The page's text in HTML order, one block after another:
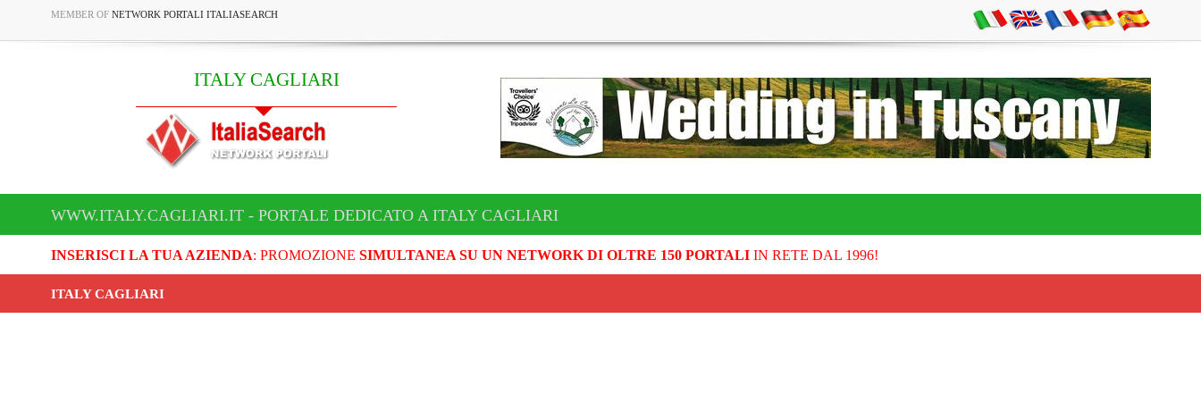
MEMBER OF NETWORK PORTALI ITALIASEARCH
ITALY CAGLIARI
WWW.ITALY.CAGLIARI.IT - PORTALE DEDICATO A ITALY CAGLIARI
INSERISCI LA TUA AZIENDA: PROMOZIONE SIMULTANEA SU UN NETWORK DI OLTRE 150 PORTALIIN RETE DAL 1996!
ITALY CAGLIARI